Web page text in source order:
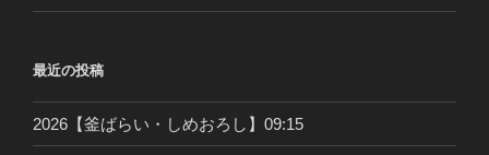
最近の投稿
2026【釜ばらい・しめおろし】09:15